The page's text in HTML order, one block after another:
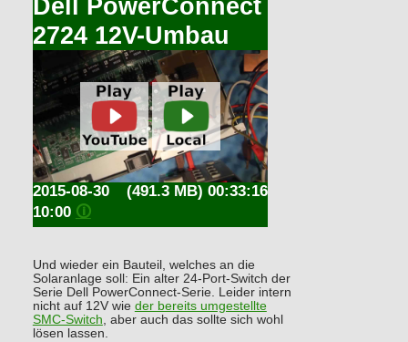
Dell PowerConnect
2724 12V-Umbau
(491.3 MB) 00:33:16
2015-08-30
10:00 🛈
Und wieder ein Bauteil, welches an die
Solaranlage soll: Ein alter 24-Port-Switch der
Serie Dell PowerConnect-Serie. Leider intern
nicht auf 12V wie der bereits umgestellte
SMC-Switch, aber auch das sollte sich wohl
lösen lassen.